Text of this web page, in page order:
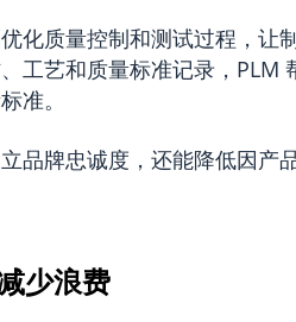
化质量控制和测试过程，让
工艺和质量标准记录，PLM
准。
品牌忠诚度，还能降低因产
少浪费